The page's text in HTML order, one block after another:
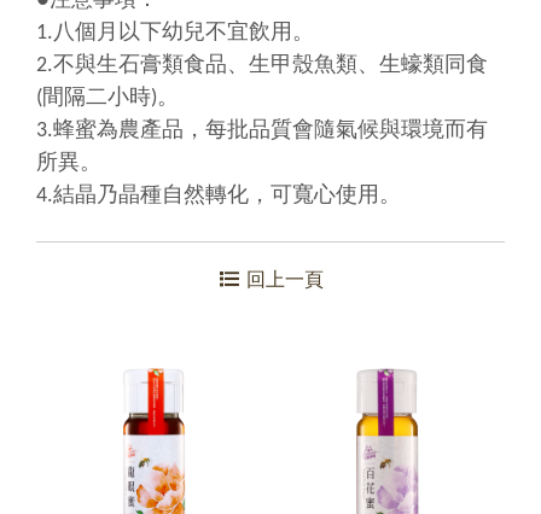
1.八個月以下幼兒不宜飲用。
2.不與生石膏類食品、生甲殼魚類、生蠔類同食
(間隔二小時)。
3.蜂蜜為農產品，每批品質會隨氣候與環境而有
所異。
4.結晶乃晶種自然轉化，可寬心使用。
回上一頁